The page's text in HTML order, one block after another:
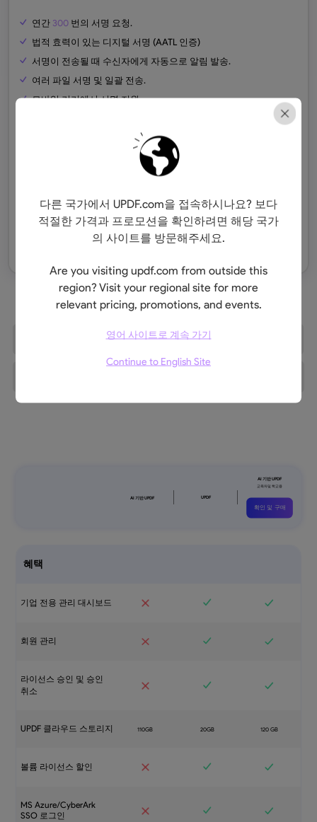
다른 국가에서 UPDF.com을 접속하시나요? 보다
적절한 가격과 프로모션을 확인하려면 해당 국가
의 사이트를 방문해주세요.
Are you visiting updf.com from outside this
region? Visit your regional site for more
relevant pricing, promotions, and events.
영어 사이트로 계속 가기
Continue to English Site
연간 300 번의 서명 요청.
법적 효력이 있는 디지털 서명 (AATL 인증)
서명이 전송될 때 수신자에게 자동으로 알림 발송.
여러 파일 서명 및 일괄 전송.
모바일 기기에서 서명 지원.
확인 및 구매
무료 체험
확인 및 구매
혜택
기업 전용 관리 대시보드
회원 관리
라이선스 승인 및 승인
취소
UPDF 클라우드 스토리지
볼륨 라이선스 할인
MS Azure/CyberArk
SSO 로그인